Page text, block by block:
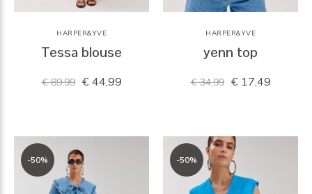
HARPER&YVE
Tessa blouse
€ 89,99 € 44,99
HARPER&YVE
yenn top
€ 34,99 € 17,49
-50% -50%